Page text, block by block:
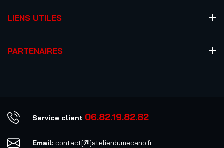
LIENS UTILES
PARTENAIRES
Service client 06.82.19.82.82
Email: contact[@]atelierdumecano.fr